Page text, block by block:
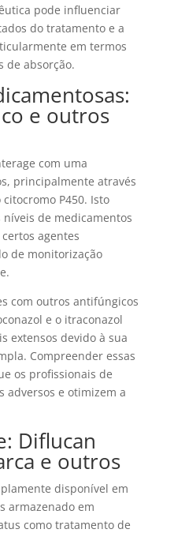
pode influenciar
do tratamento e a
em termos
de absorção.
e outros
com uma
principalmente através
P450. Isto
de medicamentos
agentes
de monitorização
com outros antifúngicos
e o itraconazol
extensos devido à sua
Compreender essas
os profissionais de
adversos e otimizem a
Diflucan
e outros
disponível em
armazenado em
como tratamento de